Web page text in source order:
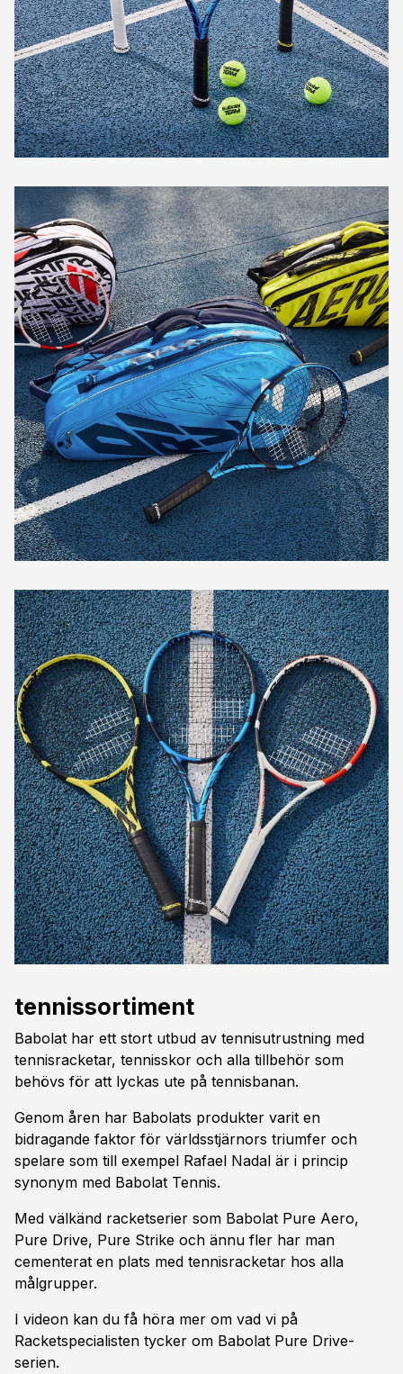
tennissortiment
Babolat har ett stort utbud av tennisutrustning med
tennisracketar, tennisskor och alla tillbehör som
behövs för att lyckas ute på tennisbanan.
Genom åren har Babolats produkter varit en
bidragande faktor för världsstjärnors triumfer och
spelare som till exempel Rafael Nadal är i princip
synonym med Babolat Tennis.
Med välkänd racketserier som Babolat Pure Aero,
Pure Drive, Pure Strike och ännu fler har man
cementerat en plats med tennisracketar hos alla
målgrupper.
I videon kan du få höra mer om vad vi på
Racketspecialisten tycker om Babolat Pure Drive-
serien.